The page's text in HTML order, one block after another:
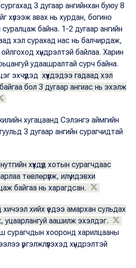
3 дугаар ангийнхан буюу 8
хүлээж авах нь хурдан, богино
суралцаж байна. 1-2 дугаар ангийн
хэл сурахад нас нь балчирдаж,
ойлгоход хүндрэлтэй байлаа. Харин
удаашралтай сурч байна.
эхчүүдэд хүүхдэдээ гадаад хэл
бол 3 дугаар ангиас нь эхэлж
хугацаанд Сэлэнгэ аймгийн
3 дугаар ангийн сурагчидтай
хүүхдүүд хотын сурагчдаас
төвлөрүүлж, илүү идэвхи
байгаа нь харагдсан.
хичээл хийх үедээ амархан сульдах
аашилж эхэлдэг.
сурагчдын хооронд харилцааны
үргэлжлүүлэхэд хүндрэлтэй